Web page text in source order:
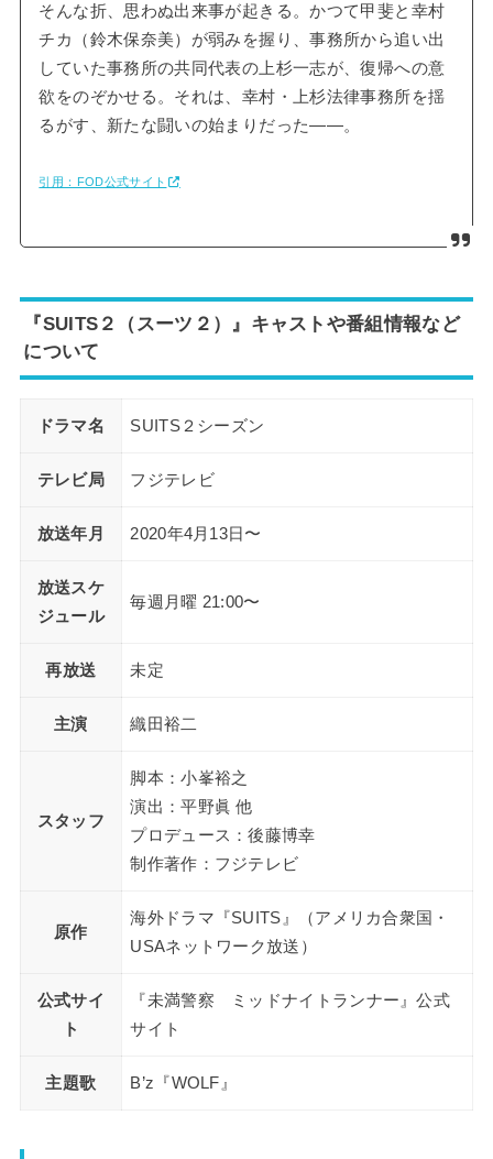
そんな折、思わぬ出来事が起きる。かつて甲斐と幸村
チカ（鈴木保奈美）が弱みを握り、事務所から追い出
していた事務所の共同代表の上杉一志が、復帰への意
欲をのぞかせる。それは、幸村・上杉法律事務所を揺
るがす、新たな闘いの始まりだった――。
引用：FOD公式サイト
『SUITS２（スーツ２）』キャストや番組情報など
について
ドラマ名 SUITS２シーズン
テレビ局 フジテレビ
放送年月 2020年4月13日〜
放送スケ
ジュール
毎週月曜 21:00〜
再放送 未定
主演 織田裕二
スタッフ
脚本：小峯裕之
演出：平野眞 他
プロデュース：後藤博幸
制作著作：フジテレビ
原作
海外ドラマ『SUITS』（アメリカ合衆国・
USAネットワーク放送）
公式サイ
ト
『未満警察 ミッドナイトランナー』公式
サイト
主題歌 B’z『WOLF』